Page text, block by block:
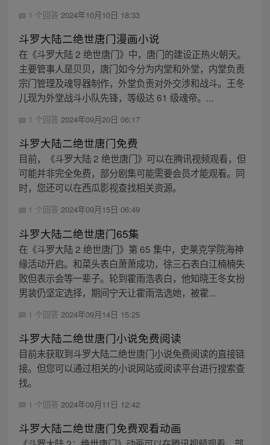
1 个回答 2024年10月10日 18:33
斗罗大陆二绝世唐门漫画小说
在《斗罗大陆 2 绝世唐门》中，唐门的建设正热火朝天。
主要管事人是贝贝，唐门如今分为内堂和外堂，内堂负责
宗门管理及魂导器制作，外堂负责对外交涉和战斗。王冬
儿现为外堂战斗小队先锋，等级达 61 级魂帝。...
1 个回答 2024年09月20日 06:17
斗罗大陆二绝世唐门免费
目前，《斗罗大陆 2 绝世唐门》可以在腾讯视频观看，但
可能并非完全免费，部分剧集可能需要会员才能观看。同
时，您还可以在西瓜影视查找相关资源。
1 个回答 2024年09月15日 06:49
斗罗大陆二绝世唐门65集
在《斗罗大陆 2 绝世唐门》第 65 集中，史莱克学院海神
缘活动开启。和菜头表白萧萧成功，徐三石表白江楠楠失
败但表示会等一辈子。轮到霍雨浩表白，他知晓王冬女扮
男装仍坚定选择，期间宁天让霍雨浩选她，被霍...
1 个回答 2024年09月14日 15:25
斗罗大陆二绝世唐门小说免费阅读
目前未获取到斗罗大陆二绝世唐门小说免费阅读的直接链
接。但您可以通过相关的小说网站或阅读平台进行搜索查
找。
1 个回答 2024年09月11日 12:42
斗罗大陆二绝世唐门免费观看动画